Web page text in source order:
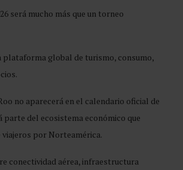
será mucho más que un torneo
plataforma global de turismo, consumo,
no aparecerá en el calendario oficial de
del ecosistema económico que
por Norteamérica.
conectividad aérea, infraestructura